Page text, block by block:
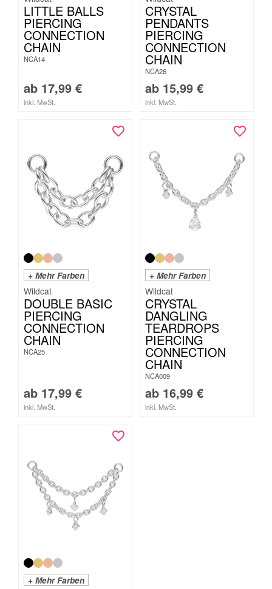
LITTLE BALLS
PIERCING
CONNECTION
CHAIN
NCA14
ab 17,99 €
inkl. MwSt.
CRYSTAL
PENDANTS
PIERCING
CONNECTION
CHAIN
NCA26
ab 15,99 €
inkl. MwSt.
+ Mehr Farben
Wildcat
DOUBLE BASIC
PIERCING
CONNECTION
CHAIN
NCA25
ab 17,99 €
inkl. MwSt.
+ Mehr Farben
Wildcat
CRYSTAL
DANGLING
TEARDROPS
PIERCING
CONNECTION
CHAIN
NCA009
ab 16,99 €
inkl. MwSt.
+ Mehr Farben